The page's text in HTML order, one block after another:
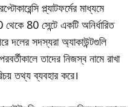
প্ল্যাটফর্মের মাধ্যমে
80 সেন্টে একটি অনির্ধারিত
দলের সদস্যরা অ্যাকাউন্টগুলি
তাদের নিজস্ব নামে রাখা
তথ্য ব্যবহার করে।